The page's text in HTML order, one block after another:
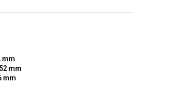
mm
mm
mm